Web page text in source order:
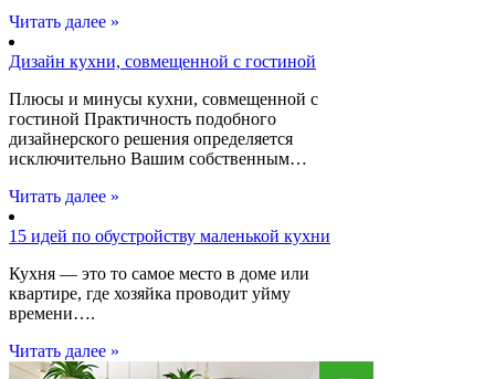
Читать далее »
Дизайн кухни, совмещенной с гостиной
Плюсы и минусы кухни, совмещенной с
гостиной Практичность подобного
дизайнерского решения определяется
исключительно Вашим собственным…
Читать далее »
15 идей по обустройству маленькой кухни
Кухня — это то самое место в доме или
квартире, где хозяйка проводит уйму
времени….
Читать далее »